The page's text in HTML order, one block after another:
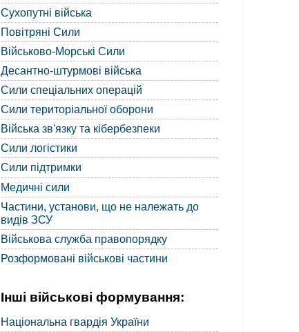
Сухопутні війська
Повітряні Сили
Військово-Морські Сили
Десантно-штурмові війська
Сили спеціальних операцій
Сили територіальної оборони
Війська зв'язку та кібербезпеки
Сили логістики
Сили підтримки
Медичні сили
Частини, установи, що не належать до
видів ЗСУ
Військова служба правопорядку
Розформовані військові частини
Інші військові формування:
Національна гвардія України